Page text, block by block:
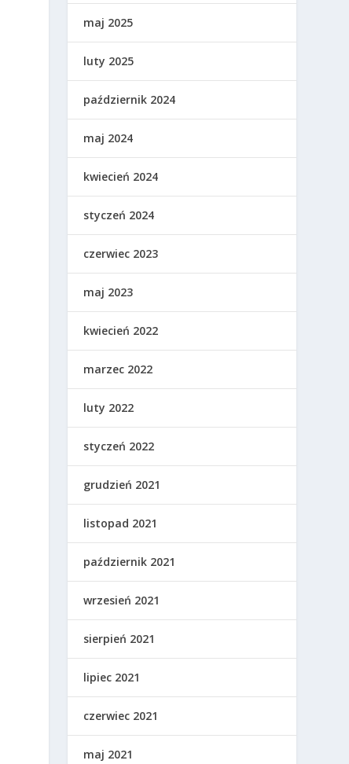
maj 2025
luty 2025
październik 2024
maj 2024
kwiecień 2024
styczeń 2024
czerwiec 2023
maj 2023
kwiecień 2022
marzec 2022
luty 2022
styczeń 2022
grudzień 2021
listopad 2021
październik 2021
wrzesień 2021
sierpień 2021
lipiec 2021
czerwiec 2021
maj 2021